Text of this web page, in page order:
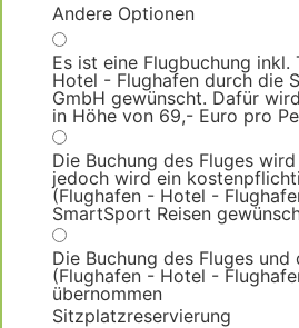
Andere Optionen
Es ist eine Flugbuchung inkl.
Hotel - Flughafen durch die
GmbH gewünscht. Dafür
in Höhe von 69,- Euro pro
Die Buchung des Fluges
jedoch wird ein
(Flughafen - Hotel -
SmartSport Reisen
Die Buchung des Fluges und
(Flughafen - Hotel -
übernommen
Sitzplatzreservierung